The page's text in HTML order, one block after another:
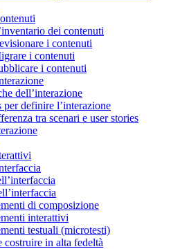
dei contenuti
i contenuti
i contenuti
i contenuti
dell’interazione
per definire l’interazione
tra scenari e user stories
di composizione
interattivi
testuali (microtesti)
costruire in alta fedeltà